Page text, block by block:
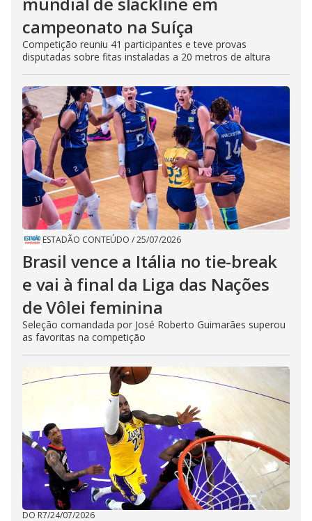
campeonato na Suíça
Competição reuniu 41 participantes e teve provas
disputadas sobre fitas instaladas a 20 metros de altura
ESTADÃO CONTEÚDO /25/07/2026
Brasil vence a Itália no tie-break
e vai à final da Liga das Nações
de Vôlei feminina
Seleção comandada por José Roberto Guimarães superou
as favoritas na competição
DO R7/24/07/2026